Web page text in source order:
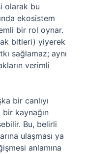
olarak bu
ekosistem
bir rol oynar.
bitleri) yiyerek
sağlamaz; aynı
verimli
bir canlıyı
kaynağın
Bu, belirli
ulaşması ya
anlamına